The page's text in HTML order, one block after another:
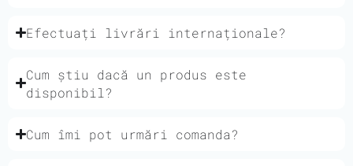
Efectuați livrări internaționale?
Cum știu dacă un produs este
disponibil?
Cum îmi pot urmări comanda?